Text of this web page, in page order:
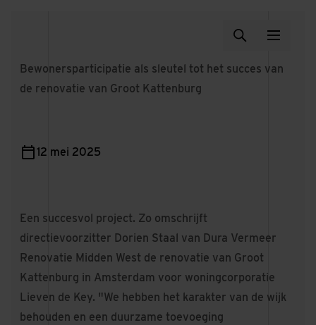
Bewonersparticipatie als sleutel tot het succes van
de renovatie van Groot Kattenburg
12 mei 2025
Een succesvol project. Zo omschrijft
directievoorzitter Dorien Staal van Dura Vermeer
Renovatie Midden West de renovatie van Groot
Kattenburg in Amsterdam voor woningcorporatie
Lieven de Key. "We hebben het karakter van de wijk
behouden en een duurzame toevoeging